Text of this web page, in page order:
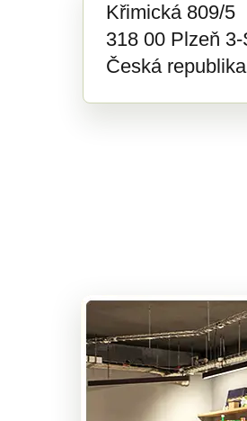
Křimická 809/5
318 00 Plzeň
Česká republika